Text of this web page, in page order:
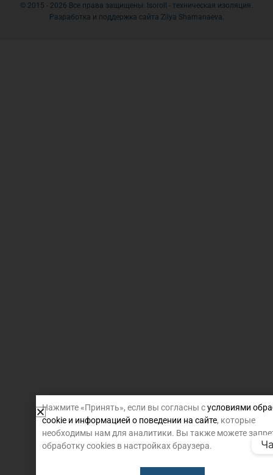
© 2015 - 2026 Все права защищены. Isoroll - техническая изоляция.
Разработка и поддержка сайта Zilya Shamanaeva.
Нажмите «Принять», если вы согласны сусловиями
cookie и информацией о поведении на сайте, которые
необходимы нам для аналитики. Вы также можете
обработку cookies в настройках браузера.